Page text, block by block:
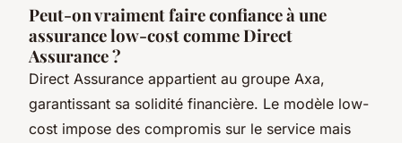
Peut-on vraiment faire confiance à une
assurance low-cost comme Direct
Assurance ?
Direct Assurance appartient au groupe Axa,
garantissant sa solidité financière. Le modèle low-
cost impose des compromis sur le service mais